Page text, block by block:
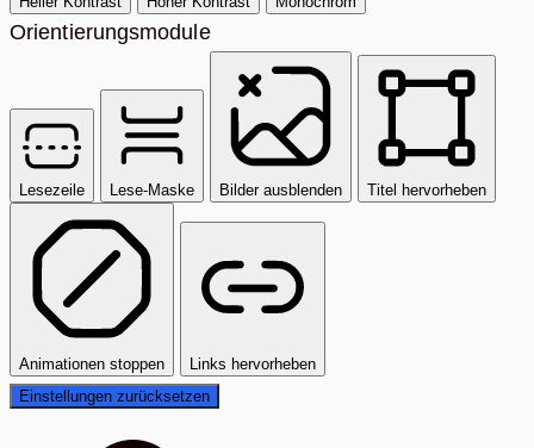
Orientierungsmodule
Lesezeile Lese-Maske Bilder ausblenden Titel hervorheben
Animationen stoppen
Links hervorheben
Einstellungen zurücksetzen